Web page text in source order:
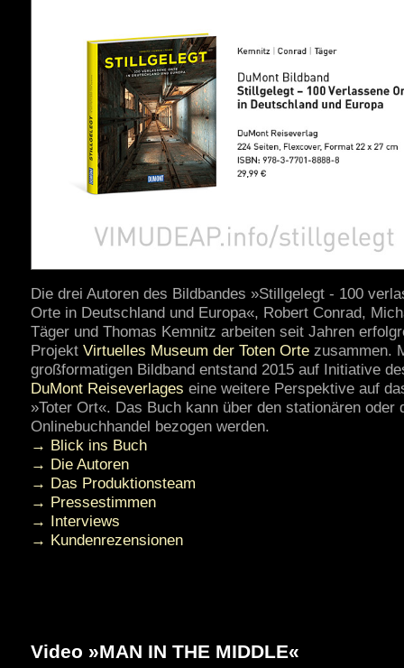
Die drei Autoren des Bildbandes »Stillgelegt - 100
Orte in Deutschland und Europa«, Robert Conrad,
Täger und Thomas Kemnitz arbeiten seit Jahren
Projekt Virtuelles Museum der Toten Orte zusammen.
großformatigen Bildband entstand 2015 auf Initiative
DuMont Reiseverlages eine weitere Perspektive auf
»Toter Ort«. Das Buch kann über den stationären oder
Onlinebuchhandel bezogen werden.
→ Blick ins Buch
→ Die Autoren
→ Das Produktionsteam
→ Pressestimmen
→ Interviews
→ Kundenrezensionen
Video »MAN IN THE MIDDLE«